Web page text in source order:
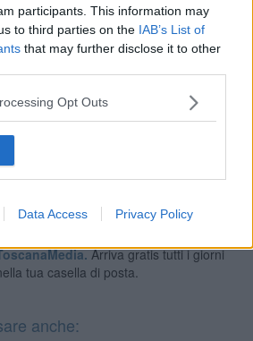
participants. This information may
to third parties on the IAB’s List of
that may further disclose it to other
Opt Outs
Data Access Privacy Policy
—Questi i prezzi dei carburantirilevati al
Ministero dello sviluppo economico
Arriva gratis tutti i giorni
tua casella di posta.
anche: